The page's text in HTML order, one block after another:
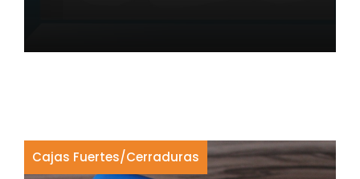
Cajas Fuertes/Cerraduras